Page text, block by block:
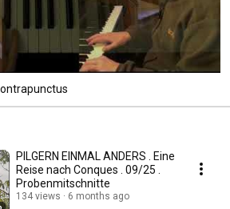
PILGERN EINMAL ANDERS . Eine
Reise nach Conques . 09/25 .
Probenmitschnitte
134 views 6 months ago